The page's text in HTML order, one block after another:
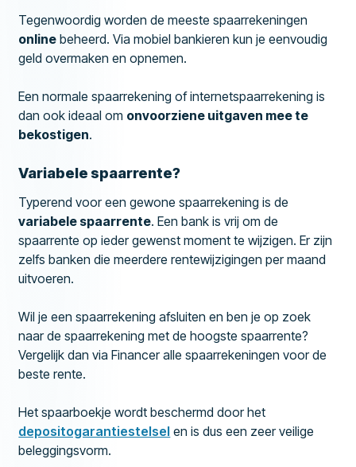
Tegenwoordig worden de meeste spaarrekeningen
online beheerd. Via mobiel bankieren kun je eenvoudig
geld overmaken en opnemen.
Een normale spaarrekening of internetspaarrekening is
dan ook ideaal om onvoorziene uitgaven mee te
bekostigen.
Variabele spaarrente?
Typerend voor een gewone spaarrekening is de
variabele spaarrente. Een bank is vrij om de
spaarrente op ieder gewenst moment te wijzigen. Er zijn
zelfs banken die meerdere rentewijzigingen per maand
uitvoeren.
Wil je een spaarrekening afsluiten en ben je op zoek
naar de spaarrekening met de hoogste spaarrente?
Vergelijk dan via Financer alle spaarrekeningen voor de
beste rente.
Het spaarboekje wordt beschermd door het
depositogarantiestelsel en is dus een zeer veilige
beleggingsvorm.